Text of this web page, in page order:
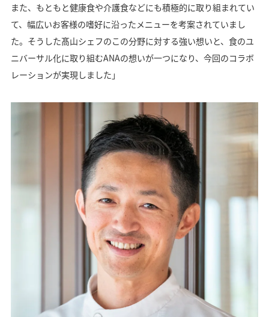
また、もともと健康食や介護食などにも積極的に取り組まれてい
て、幅広いお客様の嗜好に沿ったメニューを考案されていまし
た。そうした髙山シェフのこの分野に対する強い想いと、食のユ
ニバーサル化に取り組むANAの想いが一つになり、今回のコラボ
レーションが実現しました」